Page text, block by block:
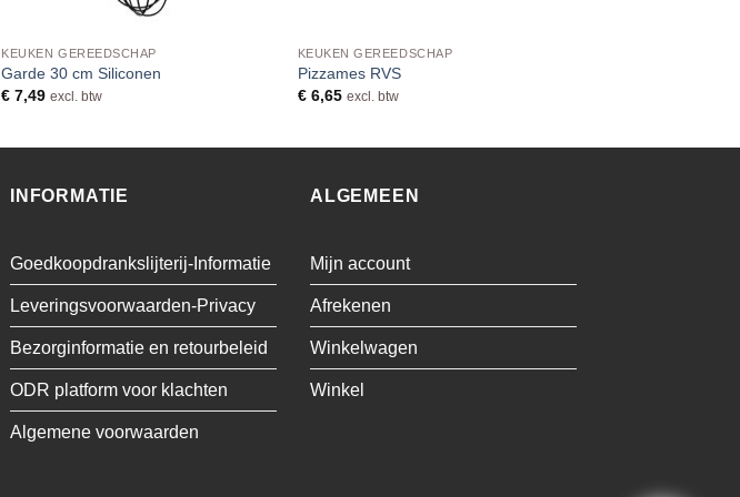
KEUKEN GEREEDSCHAP
Garde 30 cm Siliconen
€ 7,49 excl. btw
KEUKEN GEREEDSCHAP
Pizzames RVS
€6,65 excl. btw
INFORMATIE
Goedkoopdrankslijterij-Informatie
Leveringsvoorwaarden-Privacy
Bezorginformatie en retourbeleid
ODR platform voor klachten
Algemene voorwaarden
ALGEMEEN
Mijn account
Afrekenen
Winkelwagen
Winkel